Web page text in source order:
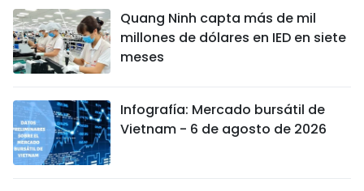
Quang Ninh capta más de mil
millones de dólares en IED en siete
meses
Infografía: Mercado bursátil de
Vietnam - 6 de agosto de 2026